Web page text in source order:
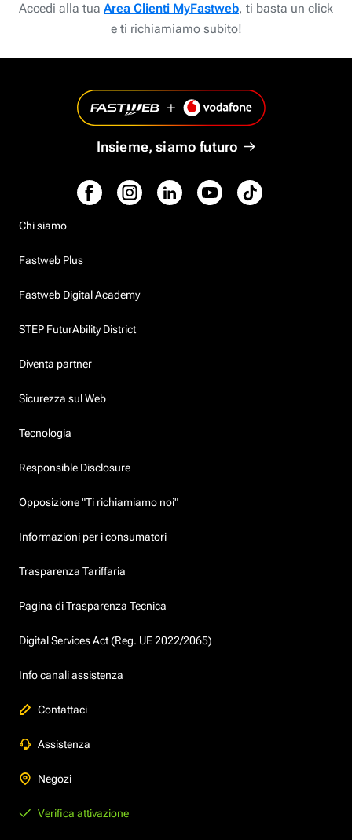
Accedi alla tua Area Clienti MyFastweb, ti basta un click
e ti richiamiamo subito!
Insieme, siamo futuro
Chi siamo
Fastweb Plus
Fastweb Digital Academy
STEP FuturAbility District
Diventa partner
Sicurezza sul Web
Tecnologia
Responsible Disclosure
Opposizione "Ti richiamiamo noi"
Informazioni per i consumatori
Trasparenza Tariffaria
Pagina di Trasparenza Tecnica
Digital Services Act (Reg. UE 2022/2065)
Info canali assistenza
Contattaci
Assistenza
Negozi
Verifica attivazione